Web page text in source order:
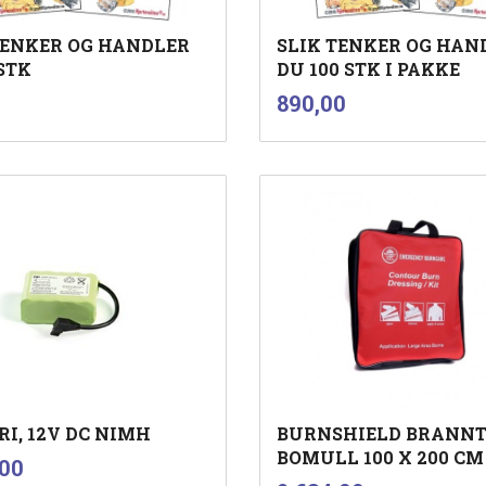
OG HANDLER
SLIK TENKER OG
DU 100 STK I PAKKE
Pris
890,00
12V DC NIMH
mva.
BURNSHIELD
BOMULL 100 X 200 CM